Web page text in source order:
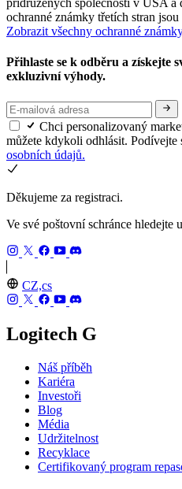
ochranné známky třetích stran
Zobrazit všechny ochranné
Přihlaste se k odběru a získejte
exkluzivní výhody.
Chci personalizovaný
můžete kdykoli odhlásit. Podívejte
osobních údajů.
Děkujeme za registraci.
Ve své poštovní schránce hledejte
CZ,cs
Logitech G
Náš příběh
Kariéra
Investoři
Blog
Média
Udržitelnost
Recyklace
Certifikovaný program